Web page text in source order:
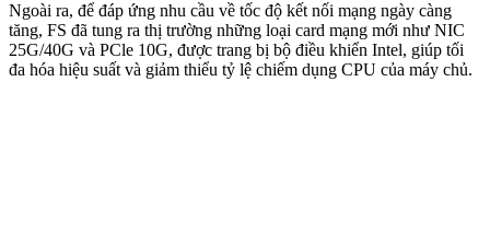
Ngoài ra, để đáp ứng nhu cầu về tốc độ kết nối mạng ngày càng
tăng, FS đã tung ra thị trường những loại card mạng mới như NIC
25G/40G và PCle 10G, được trang bị bộ điều khiển Intel, giúp tối
đa hóa hiệu suất và giảm thiểu tỷ lệ chiếm dụng CPU của máy chủ.